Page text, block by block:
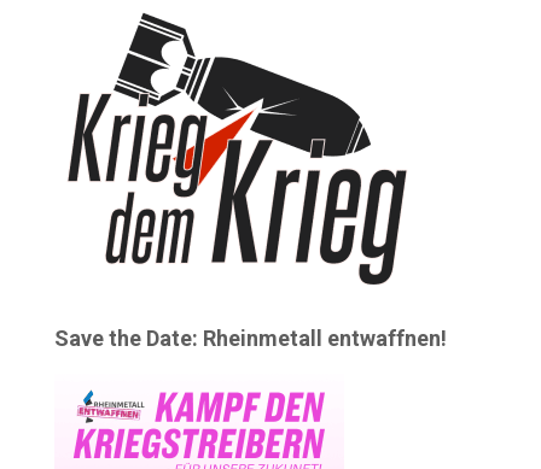
Save the Date: Rheinmetall entwaffnen!